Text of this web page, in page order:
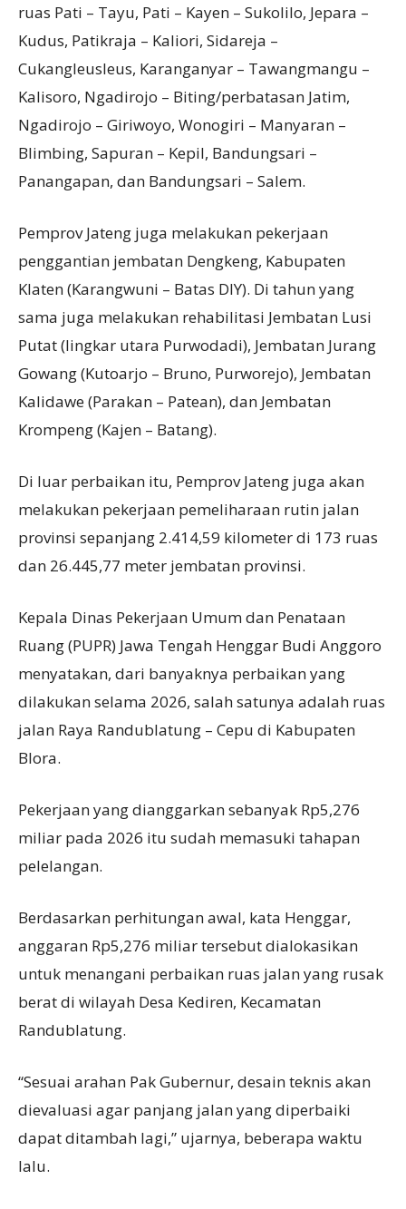
ruas Pati – Tayu, Pati – Kayen – Sukolilo, Jepara –
Kudus, Patikraja – Kaliori, Sidareja –
Cukangleusleus, Karanganyar – Tawangmangu –
Kalisoro, Ngadirojo – Biting/perbatasan Jatim,
Ngadirojo – Giriwoyo, Wonogiri – Manyaran –
Blimbing, Sapuran – Kepil, Bandungsari –
Panangapan, dan Bandungsari – Salem.
Pemprov Jateng juga melakukan pekerjaan
penggantian jembatan Dengkeng, Kabupaten
Klaten (Karangwuni – Batas DIY). Di tahun yang
sama juga melakukan rehabilitasi Jembatan Lusi
Putat (lingkar utara Purwodadi), Jembatan Jurang
Gowang (Kutoarjo – Bruno, Purworejo), Jembatan
Kalidawe (Parakan – Patean), dan Jembatan
Krompeng (Kajen – Batang).
Di luar perbaikan itu, Pemprov Jateng juga akan
melakukan pekerjaan pemeliharaan rutin jalan
provinsi sepanjang 2.414,59 kilometer di 173 ruas
dan 26.445,77 meter jembatan provinsi.
Kepala Dinas Pekerjaan Umum dan Penataan
Ruang (PUPR) Jawa Tengah Henggar Budi Anggoro
menyatakan, dari banyaknya perbaikan yang
dilakukan selama 2026, salah satunya adalah ruas
jalan Raya Randublatung – Cepu di Kabupaten
Blora.
Pekerjaan yang dianggarkan sebanyak Rp5,276
miliar pada 2026 itu sudah memasuki tahapan
pelelangan.
Berdasarkan perhitungan awal, kata Henggar,
anggaran Rp5,276 miliar tersebut dialokasikan
untuk menangani perbaikan ruas jalan yang rusak
berat di wilayah Desa Kediren, Kecamatan
Randublatung.
“Sesuai arahan Pak Gubernur, desain teknis akan
dievaluasi agar panjang jalan yang diperbaiki
dapat ditambah lagi,” ujarnya, beberapa waktu
lalu.